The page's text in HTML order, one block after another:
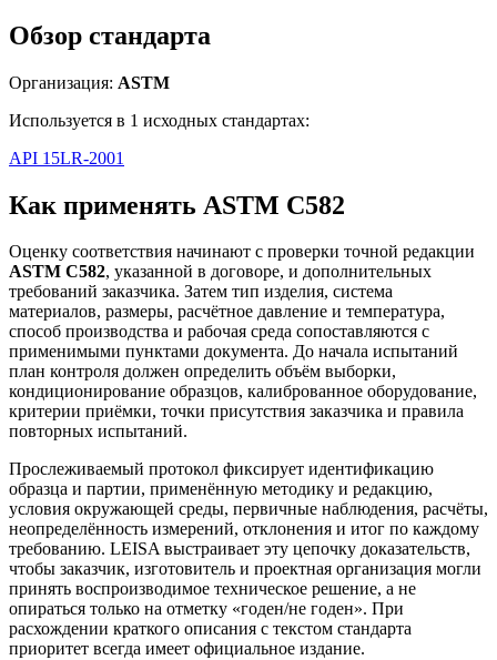
Обзор стандарта
Организация: ASTM
Используется в 1 исходных стандартах:
API 15LR-2001
Как применять ASTM C582
Оценку соответствия начинают с проверки точной редакции
ASTM C582, указанной в договоре, и дополнительных
требований заказчика. Затем тип изделия, система
материалов, размеры, расчётное давление и температура,
способ производства и рабочая среда сопоставляются с
применимыми пунктами документа. До начала испытаний
план контроля должен определить объём выборки,
кондиционирование образцов, калиброванное оборудование,
критерии приёмки, точки присутствия заказчика и правила
повторных испытаний.
Прослеживаемый протокол фиксирует идентификацию
образца и партии, применённую методику и редакцию,
условия окружающей среды, первичные наблюдения, расчёты,
неопределённость измерений, отклонения и итог по каждому
требованию. LEISA выстраивает эту цепочку доказательств,
чтобы заказчик, изготовитель и проектная организация могли
принять воспроизводимое техническое решение, а не
опираться только на отметку «годен/не годен». При
расхождении краткого описания с текстом стандарта
приоритет всегда имеет официальное издание.